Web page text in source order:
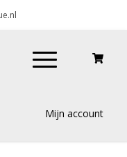
Mijn account